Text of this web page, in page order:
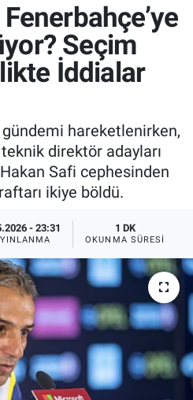
Seçim
İddialar
gündemi hareketlenirken,
direktör adayları
Safi cephesinden
ikiye böldü.
- 23:31 1 DK
OKUNMA SÜRESI